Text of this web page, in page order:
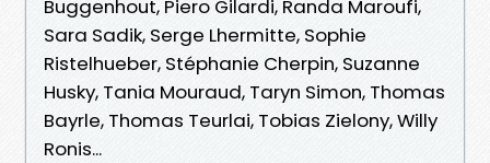
Buggenhout, Piero Gilardi, Randa Maroufi,
Sara Sadik, Serge Lhermitte, Sophie
Ristelhueber, Stéphanie Cherpin, Suzanne
Husky, Tania Mouraud, Taryn Simon, Thomas
Bayrle, Thomas Teurlai, Tobias Zielony, Willy
Ronis...